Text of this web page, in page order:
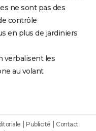
ne sont pas des
contrôle
en plus de jardiniers
verbalisent les
au volant
Publicité
Contact